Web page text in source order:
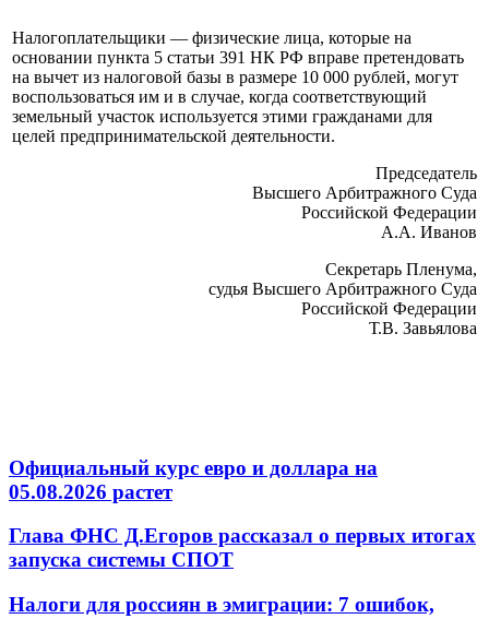
Налогоплательщики — физические лица, которые на
основании пункта 5 статьи 391 НК РФ вправе претендовать
на вычет из налоговой базы в размере 10 000 рублей, могут
воспользоваться им и в случае, когда соответствующий
земельный участок используется этими гражданами для
целей предпринимательской деятельности.
Председатель
Высшего Арбитражного Суда
Российской Федерации
А.А. Иванов
Секретарь Пленума,
судья Высшего Арбитражного Суда
Российской Федерации
Т.В. Завьялова
Официальный курс евро и доллара на
05.08.2026 растет
Глава ФНС Д.Егоров рассказал о первых итогах
запуска системы СПОТ
Налоги для россиян в эмиграции: 7 ошибок,